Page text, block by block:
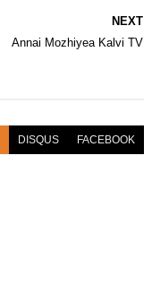
NEXT
Annai Mozhiyea Kalvi TV
DISQUS FACEBOOK